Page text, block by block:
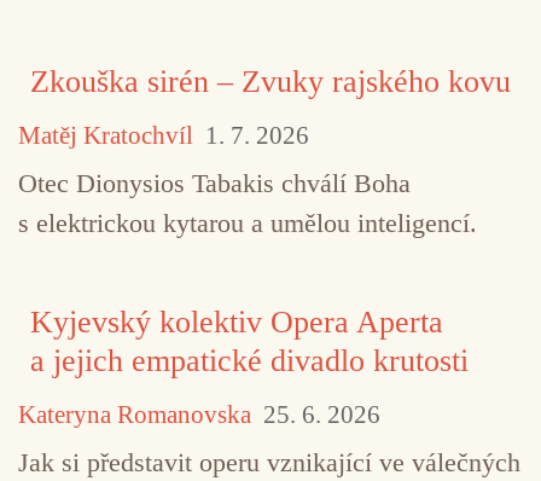
Zkouška sirén – Zvuky rajského kovu
Matěj Kratochvíl 1. 7. 2026
Otec Dionysios Tabakis chválí Boha
s elektrickou kytarou a umělou inteligencí.
Kyjevský kolektiv Opera Aperta
a jejich empatické divadlo krutosti
Kateryna Romanovska 25. 6. 2026
Jak si představit operu vznikající ve válečných